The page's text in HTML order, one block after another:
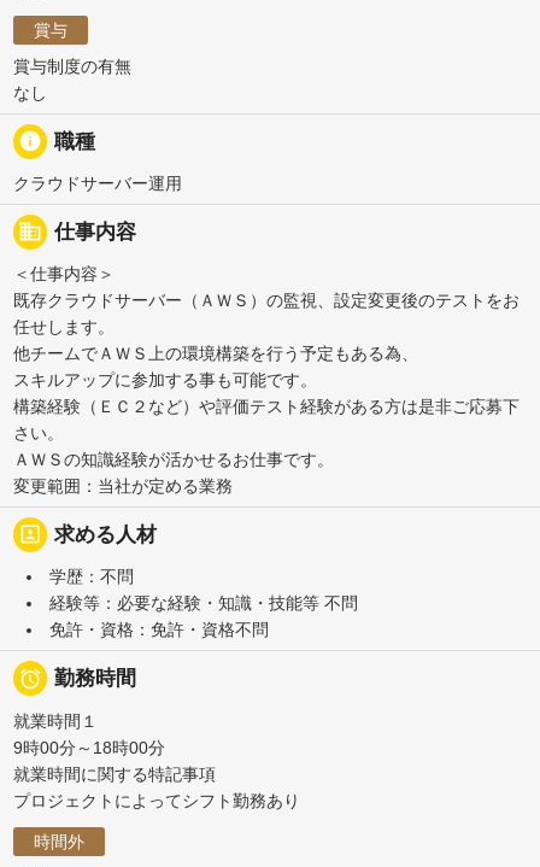
賞与
賞与制度の有無
なし
info 職種
クラウドサーバー運用
business 仕事内容
＜仕事内容＞
既存クラウドサーバー（ＡＷＳ）の監視、設定変更後のテストをお
任せします。
他チームでＡＷＳ上の環境構築を行う予定もある為、
スキルアップに参加する事も可能です。
構築経験（ＥＣ２など）や評価テスト経験がある方は是非ご応募下
さい。
ＡＷＳの知識経験が活かせるお仕事です。
変更範囲：当社が定める業務
portrait 求める人材
学歴：不問
経験等：必要な経験・知識・技能等 不問
免許・資格：免許・資格不問
 勤務時間
就業時間１
9時00分～18時00分
就業時間に関する特記事項
プロジェクトによってシフト勤務あり
時間外